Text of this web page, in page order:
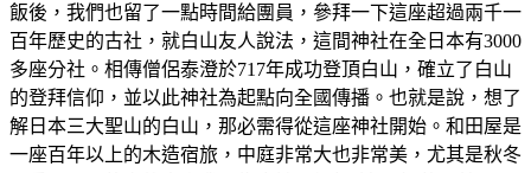
飯後，我們也留了一點時間給團員，參拜一下這座超過兩千一
百年歷史的古社，就白山友人說法，這間神社在全日本有3000
多座分社。相傳僧侶泰澄於717年成功登頂白山，確立了白山
的登拜信仰，並以此神社為起點向全國傳播。也就是說，想了
解日本三大聖山的白山，那必需得從這座神社開始。和田屋是
一座百年以上的木造宿旅，中庭非常大也非常美，尤其是秋冬